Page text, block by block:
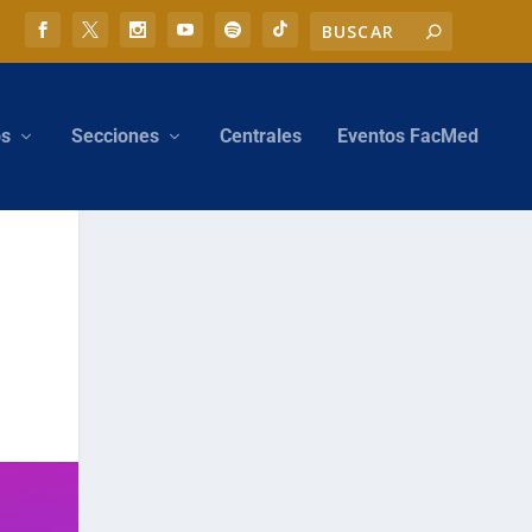
Secciones Centrales Eventos FacMed